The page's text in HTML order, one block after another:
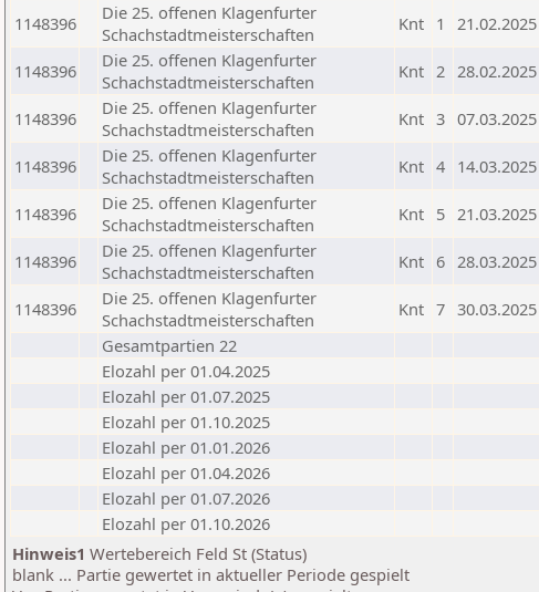
1148396
Die 25. offenen Klagenfurter
Schachstadtmeisterschaften
Knt 1 21.02.2025
1148396
Die 25. offenen Klagenfurter
Schachstadtmeisterschaften
Knt 2 28.02.2025
1148396
Die 25. offenen Klagenfurter
Schachstadtmeisterschaften
Knt 3 07.03.2025
1148396
Die 25. offenen Klagenfurter
Schachstadtmeisterschaften
Knt 4 14.03.2025
1148396
Die 25. offenen Klagenfurter
Schachstadtmeisterschaften
Knt 5 21.03.2025
1148396
Die 25. offenen Klagenfurter
Schachstadtmeisterschaften
Knt 6 28.03.2025
1148396
Die 25. offenen Klagenfurter
Schachstadtmeisterschaften
Knt 7 30.03.2025
Gesamtpartien 22
Elozahl per 01.04.2025
Elozahl per 01.07.2025
Elozahl per 01.10.2025
Elozahl per 01.01.2026
Elozahl per 01.04.2026
Elozahl per 01.07.2026
Elozahl per 01.10.2026
Hinweis1 Wertebereich Feld St (Status)
blank ... Partie gewertet in aktueller Periode gespielt